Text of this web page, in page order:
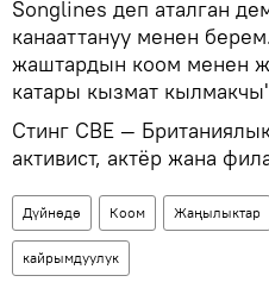
Songlines деп аталган
канааттануу менен
жаштардын коом менен
катары кызмат
Стинг CBE —
активист, актёр жана
Дүйнөдө Коом Жаңылыктар
кайрымдуулук